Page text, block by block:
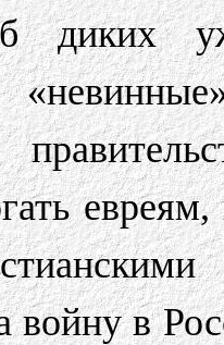
диких
войну в